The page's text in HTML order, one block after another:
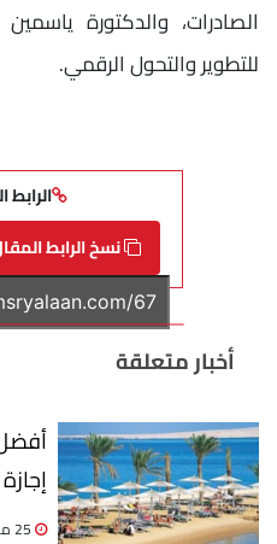
الصادرات، والدكتورة
للتطوير والتحول الرقمي.
نسخ الرابط المقال
أخبار متعلقة
تجمع
25 مايو 2026 10:58 ص